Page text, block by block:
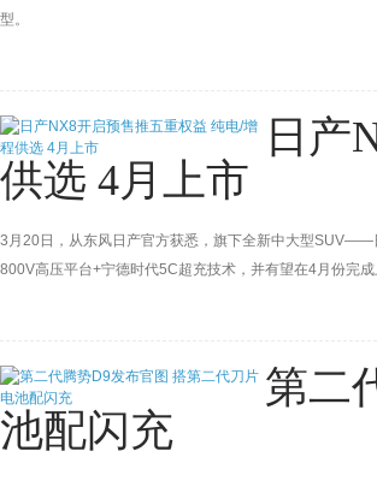
型。
日产
供选 4月上市
3月20日，从东风日产官方获悉，旗下全新中大型SUV——
800V高压平台+宁德时代5C超充技术，并有望在4月份完成
第二
池配闪充